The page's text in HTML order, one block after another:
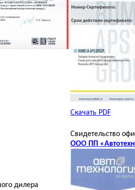
Скачать PDF
дилера
Свидетельство
ООО ПП